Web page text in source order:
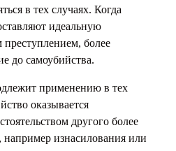
в тех случаях. Когда
идеальную
преступлением, более
до самоубийства.
применению в тех
оказывается
другого более
например изнасилования или